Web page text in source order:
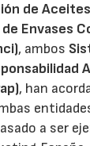
de
Envases
, ambos
, han
a ser